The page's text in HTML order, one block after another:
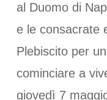
al Duomo di
e le consacrate
Plebiscito per
cominciare a
giovedì 7